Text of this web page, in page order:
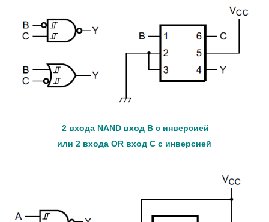
2 входа NAND вход B с инверсией
или 2 входа OR вход С с инверсией